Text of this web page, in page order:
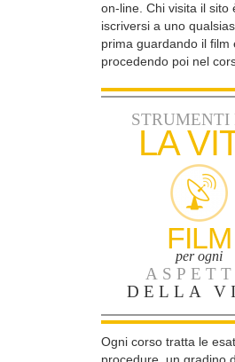
on-line. Chi visita il sito
iscriversi a uno
prima guardando il film
procedendo poi nel
STRUMENTI
LA
FILM
per ogni
DELLA
Ogni corso tratta le
procedure, un gradino